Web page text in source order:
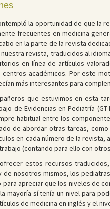
la oportunidad de que la
frecuentes en medicina
en la parte de la revista
revista, traducidos al
en línea de artículos
académicos. Por este
más interesantes para
que estuvimos en esta
de Evidencias en Pediatría
habitual entre los
de abordar otras tareas,
en cada número de la
(contando para ello con
estos recursos
de nosotros mismos, los
apreciar que los niveles de
mayoría sí tenía un nivel para
de medicina en inglés y el